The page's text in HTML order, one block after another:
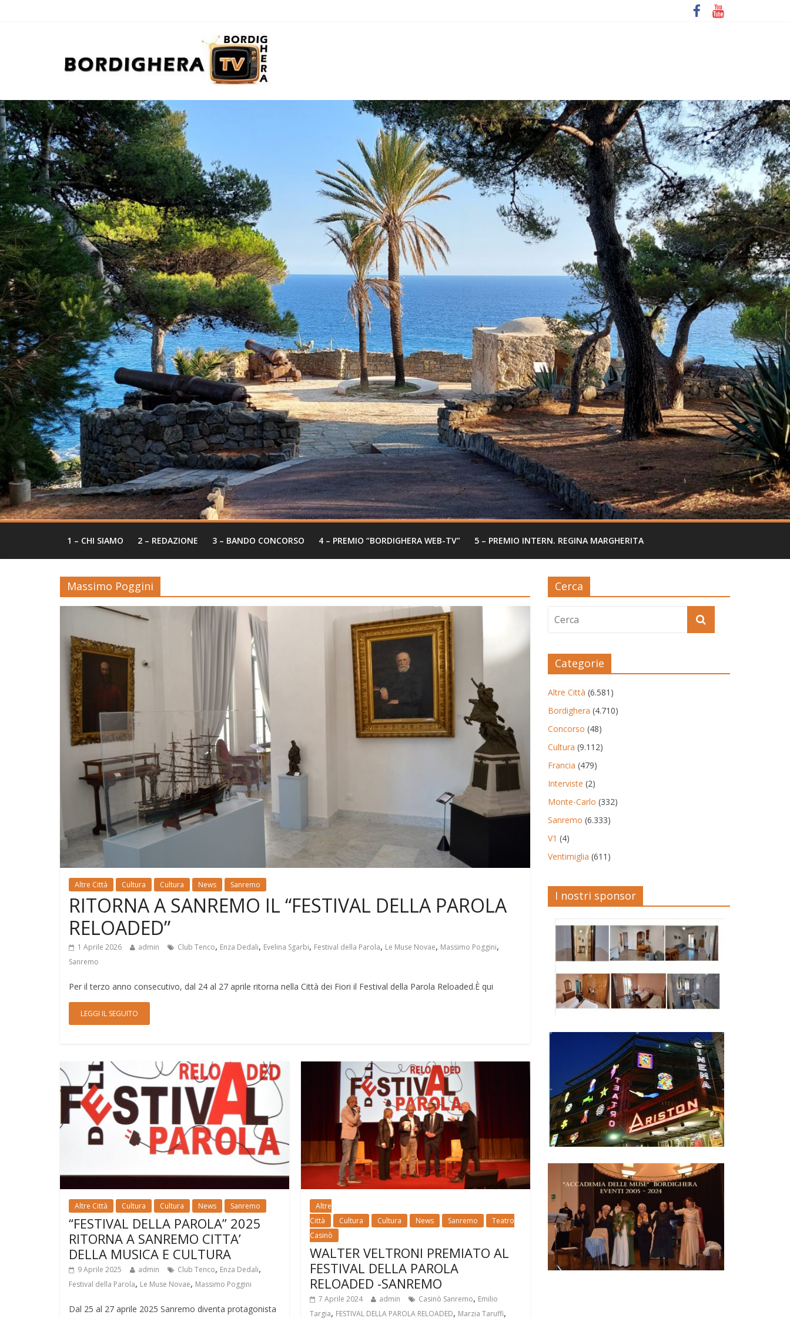
1 – CHI SIAMO 2 – REDAZIONE 3 – BANDO CONCORSO 4 – PREMIO “BORDIGHERA WEB-TV” 5 – PREMIO INTERN. REGINA MARGHERITA
Massimo Poggini
Altre Città Cultura Cultura News Sanremo
RITORNA A SANREMO IL “FESTIVAL DELLA PAROLA
RELOADED”
1 Aprile 2026 admin Club Tenco, Enza Dedali, Evelina Sgarbi, Festival della Parola, Le Muse Novae, Massimo Poggini,
Sanremo
Per il terzo anno consecutivo, dal 24 al 27 aprile ritorna nella Città dei Fiori il Festival della Parola Reloaded.È qui
LEGGI IL SEGUITO
Altre Città Cultura Cultura News Sanremo
“FESTIVAL DELLA PAROLA” 2025
RITORNA A SANREMO CITTA’
DELLA MUSICA E CULTURA
9 Aprile 2025 admin Club Tenco, Enza Dedali,
Festival della Parola, Le Muse Novae, Massimo Poggini
Dal 25 al 27 aprile 2025 Sanremo diventa protagonista
Altre
Città
Cultura Cultura News Sanremo
Teatro
Casinò
WALTER VELTRONI PREMIATO AL
FESTIVAL DELLA PAROLA
RELOADED -SANREMO
7 Aprile 2024 admin Casinò Sanremo, Emilio
Targia, FESTIVAL DELLA PAROLA RELOADED, Marzia Taruffi,
Cerca
Categorie
Altre Città (6.581)
Bordighera (4.710)
Concorso (48)
Cultura (9.112)
Francia (479)
Interviste (2)
Monte-Carlo (332)
Sanremo (6.333)
V1 (4)
Ventimiglia (611)
I nostri sponsor